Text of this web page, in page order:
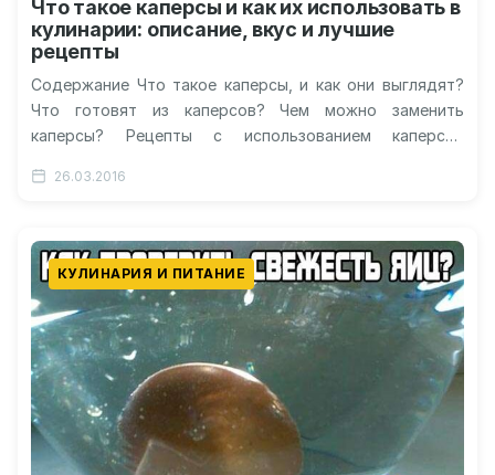
Что такое каперсы и как их использовать в
кулинарии: описание, вкус и лучшие
рецепты
Содержание Что такое каперсы, и как они выглядят?
Что готовят из каперсов? Чем можно заменить
каперсы? Рецепты с использованием каперсов
26.03.2016
КУЛИНАРИЯ И ПИТАНИЕ